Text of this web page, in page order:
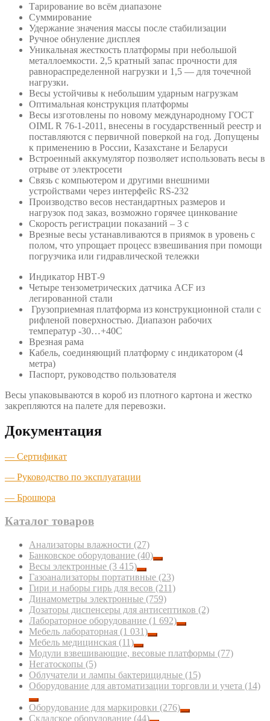
Тарирование во всём диапазоне
Суммирование
Удержание значения массы после стабилизации
Ручное обнуление дисплея
Уникальная жесткость платформы при небольшой
металлоемкости. 2,5 кратный запас прочности для
равнораспределенной нагрузки и 1,5 — для точечной
нагрузки.
Весы устойчивы к небольшим ударным нагрузкам
Оптимальная конструкция платформы
Весы изготовлены по новому международному ГОСТ
OIML R 76-1-2011, внесены в государственный реестр и
поставляются с первичной поверкой на год. Допущены
к применению в России, Казахстане и Беларуси
Встроенный аккумулятор позволяет использовать весы в
отрыве от электросети
Связь с компьютером и другими внешними
устройствами через интерфейс RS-232
Производство весов нестандартных размеров и
нагрузок под заказ, возможно горячее цинкование
Скорость регистрации показаний – 3 с
Врезные весы устанавливаются в приямок в уровень с
полом, что упрощает процесс взвешивания при помощи
погрузчика или гидравлической тележки
Индикатор НВТ-9
Четыре тензометрических датчика ACF из
легированной стали
Грузоприемная платформа из конструкционной стали с
рифленой поверхностью. Диапазон рабочих
температур -30…+40C
Врезная рама
Кабель, соединяющий платформу с индикатором (4
метра)
Паспорт, руководство пользователя
Весы упаковываются в короб из плотного картона и жестко
закрепляются на палете для перевозки.
Документация
— Сертификат
— Руководство по эксплуатации
— Брошюра
Каталог товаров
Анализаторы влажности (27)
Банковское оборудование (40)
Весы электронные (3 415)
Газоанализаторы портативные (23)
Гири и наборы гирь для весов (211)
Динамометры электронные (759)
Дозаторы диспенсеры для антисептиков (2)
Лабораторное оборудование (1 692)
Мебель лабораторная (1 031)
Мебель медицинская (11)
Модули взвешивающие, весовые платформы (77)
Негатоскопы (5)
Облучатели и лампы бактерицидные (15)
Оборудование для автоматизации торговли и учета (14)
Оборудование для маркировки (276)
Складское оборудование (44)